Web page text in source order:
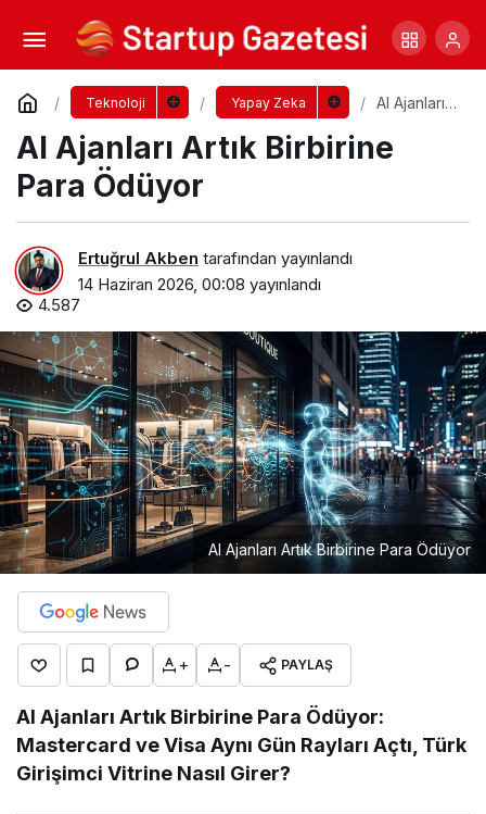
Teknoloji Yapay Zeka
AI Ajanları
Birbirine
Para
AI Ajanları Artık Birbirine
Para Ödüyor
Ertuğrul Akben tarafından yayınlandı
14 Haziran 2026, 00:08 yayınlandı
4.587
AI Ajanları Artık Birbirine Para Ödüyor
+ - PAYLAŞ
AI Ajanları Artık Birbirine Para Ödüyor:
Mastercard ve Visa Aynı Gün Rayları Açtı, Türk
Girişimci Vitrine Nasıl Girer?
AI Ajan Ekonomisi Geldi: Artık Soru “Çalışan
mı Olacaksın, Çalıştıran mı?”
Yorum Yap Paylaş